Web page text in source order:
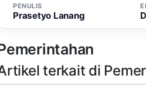
PENULIS
Prasetyo Lanang
terkait di